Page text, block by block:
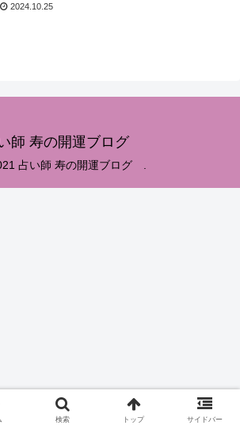
2024.10.25
師 寿の開運ブログ
占い師 寿の開運ブログ .
検索 トップ サイドバー